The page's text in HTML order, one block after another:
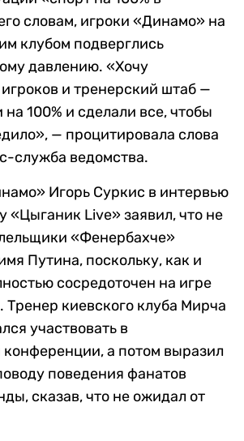
словам, игроки «Динамо» на
клубом подверглись
давлению. «Хочу
и тренерский штаб —
на 100% и сделали все, чтобы
— процитировала слова
служба ведомства.
Игорь Суркис в интервью
«Цыганик Live» заявил, что не
«Фенербахче»
Путина, поскольку, как и
сосредоточен на игре
Тренер киевского клуба Мирча
участвовать в
конференции, а потом выразил
поведения фанатов
сказав, что не ожидал от